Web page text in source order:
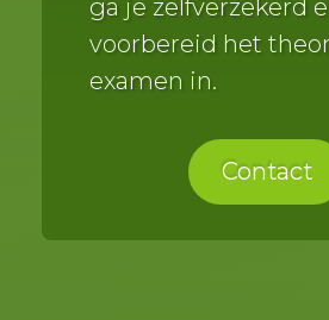
ga je zelfverzekerd
voorbereid het
examen in.
Contact